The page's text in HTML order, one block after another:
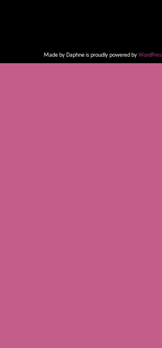
Made by Daphne is proudly powered by